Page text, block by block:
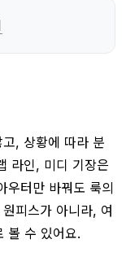
, 상황에 따라 분
라인, 미디 기장은
우터만 바꿔도 룩의
피스가 아니라, 여
볼 수 있어요.